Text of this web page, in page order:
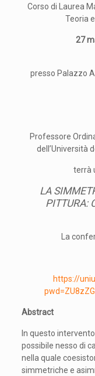
Corso di Laurea
Teoria
27
presso Palazzo
Professore
dell’Università
terrà
LA
PITTURA:
La
https://
Abstract
In questo
possibile nesso di
nella quale
simmetriche e